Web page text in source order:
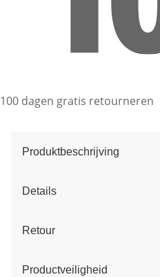
100 dagen gratis retourneren
Produktbeschrijving
Details
Retour
Productveiligheid